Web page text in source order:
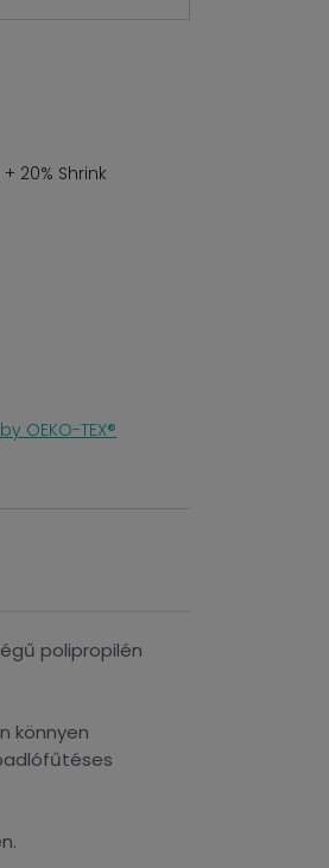
20% Shrink
OEKO-TEX®
polipropilén
könnyen